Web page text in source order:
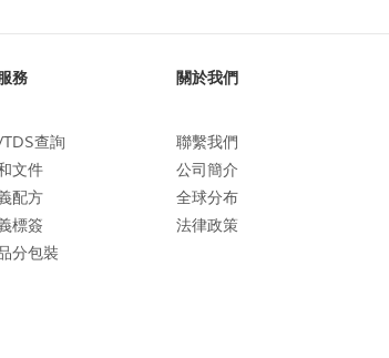
務
查詢
文件
配方
標簽
分包裝
關於我們
聯繫我們
公司簡介
全球分布
法律政策